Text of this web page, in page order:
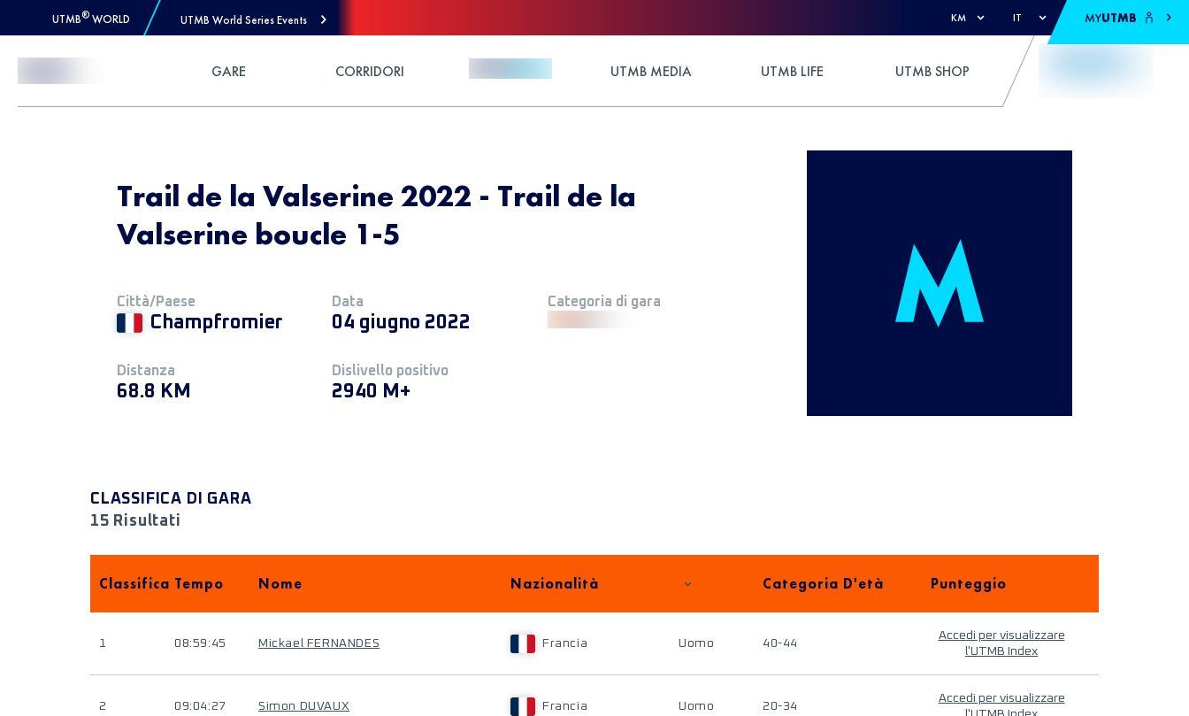
UTMB® WORLD UTMB World Series Events KM IT MYUTMB
GARE CORRIDORI UTMB MEDIA UTMB LIFE UTMB SHOP
Trail de la Valserine 2022 - Trail de la
Valserine boucle 1-5
Città/Paese
Champfromier
Data
04 giugno 2022
Categoria di gara
Distanza
68.8 KM
Dislivello positivo
2940 M+
CLASSIFICA DI GARA
15 Risultati
Classifica Tempo Nome Nazionalità Categoria D'età Punteggio
1 08:59:45 Mickael FERNANDES Francia Uomo 40-44
Accedi per visualizzare
l'UTMB Index
2 09:04:27 Simon DUVAUX Francia Uomo 20-34
Accedi per visualizzare